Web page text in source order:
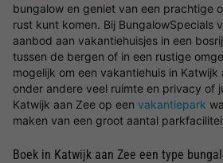
bungalow en geniet van een prachtige
rust kunt komen. Bij BungalowSpecials
aanbod aan vakantiehuisjes in een
tussen de bergen of in een rustige
mogelijk om een vakantiehuis in
onder andere veel ruimte en privacy of
Katwijk aan Zee op een vakantiepark
maken van een groot aantal
Boek in Katwijk aan Zee een type